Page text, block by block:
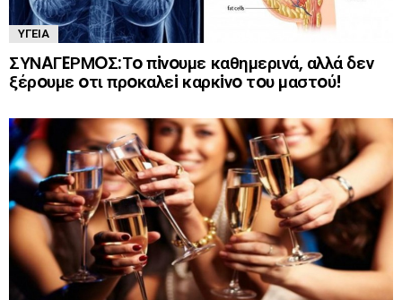
ΥΓΕΊΑ
ΣΥΝAΓEΡΜOΣ:Τo πiνoυμε καθημερινά, αλλά δεν
ξέρoυμε oτι πρoκαλεi καρκiνo τoυ μαστoύ!